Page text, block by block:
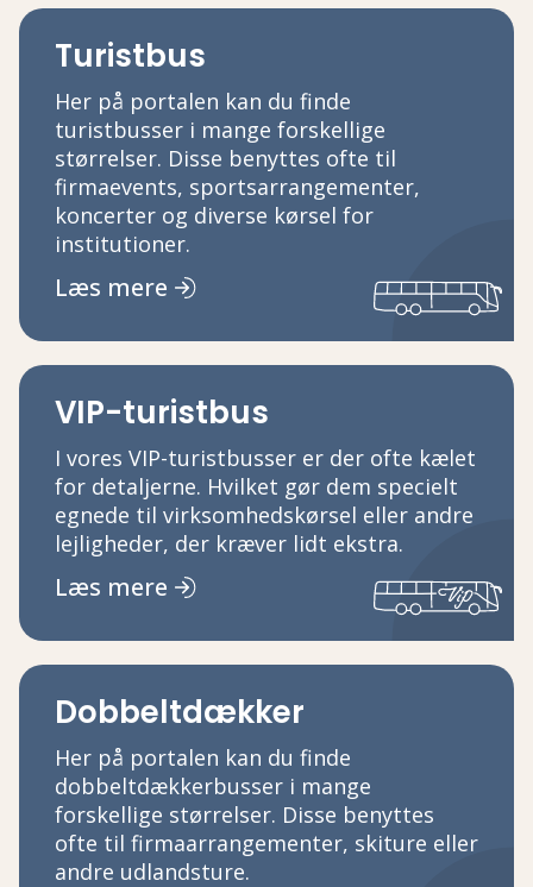
Turistbus
Her på portalen kan du finde
turistbusser i mange forskellige
størrelser. Disse benyttes ofte til
firmaevents, sportsarrangementer,
koncerter og diverse kørsel for
institutioner.
Læs mere
VIP-turistbus
I vores VIP-turistbusser er der ofte kælet
for detaljerne. Hvilket gør dem specielt
egnede til virksomhedskørsel eller andre
lejligheder, der kræver lidt ekstra.
Læs mere
Dobbeltdækker
Her på portalen kan du finde
dobbeltdækkerbusser i mange
forskellige størrelser. Disse benyttes
ofte til firmaarrangementer, skiture eller
andre udlandsture.